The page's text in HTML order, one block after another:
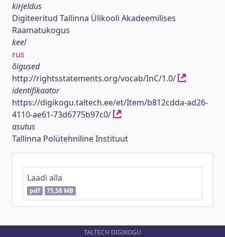
kirjeldus
Digiteeritud Tallinna Ülikooli Akadeemilises
Raamatukogus
keel
rus
õigused
http://rightsstatements.org/vocab/InC/1.0/
identifikaator
https://digikogu.taltech.ee/et/Item/b812cdda-ad26-
4110-ae61-73d6775b97c0/
asutus
Tallinna Polütehniline Instituut
Laadi alla
pdf 75,58 MB
TALTECH DIGIKOGU